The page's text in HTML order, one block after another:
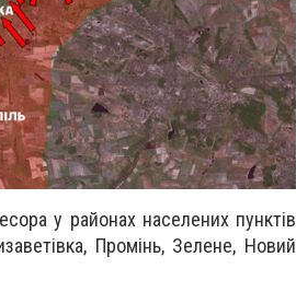
у районах населених пунктів
Промінь, Зелене, Новий